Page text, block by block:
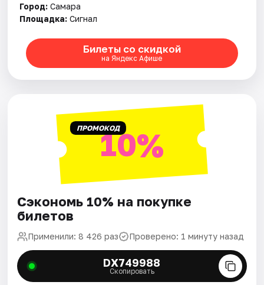
Город: Самара
Площадка: Сигнал
Билеты со скидкой
на Яндекс Афише
ПРОМОКОД10%
Сэкономь 10% на покупке
билетов
Применили: 8 426 раз Проверено: 1 минуту назад
DX749988
Скопировать